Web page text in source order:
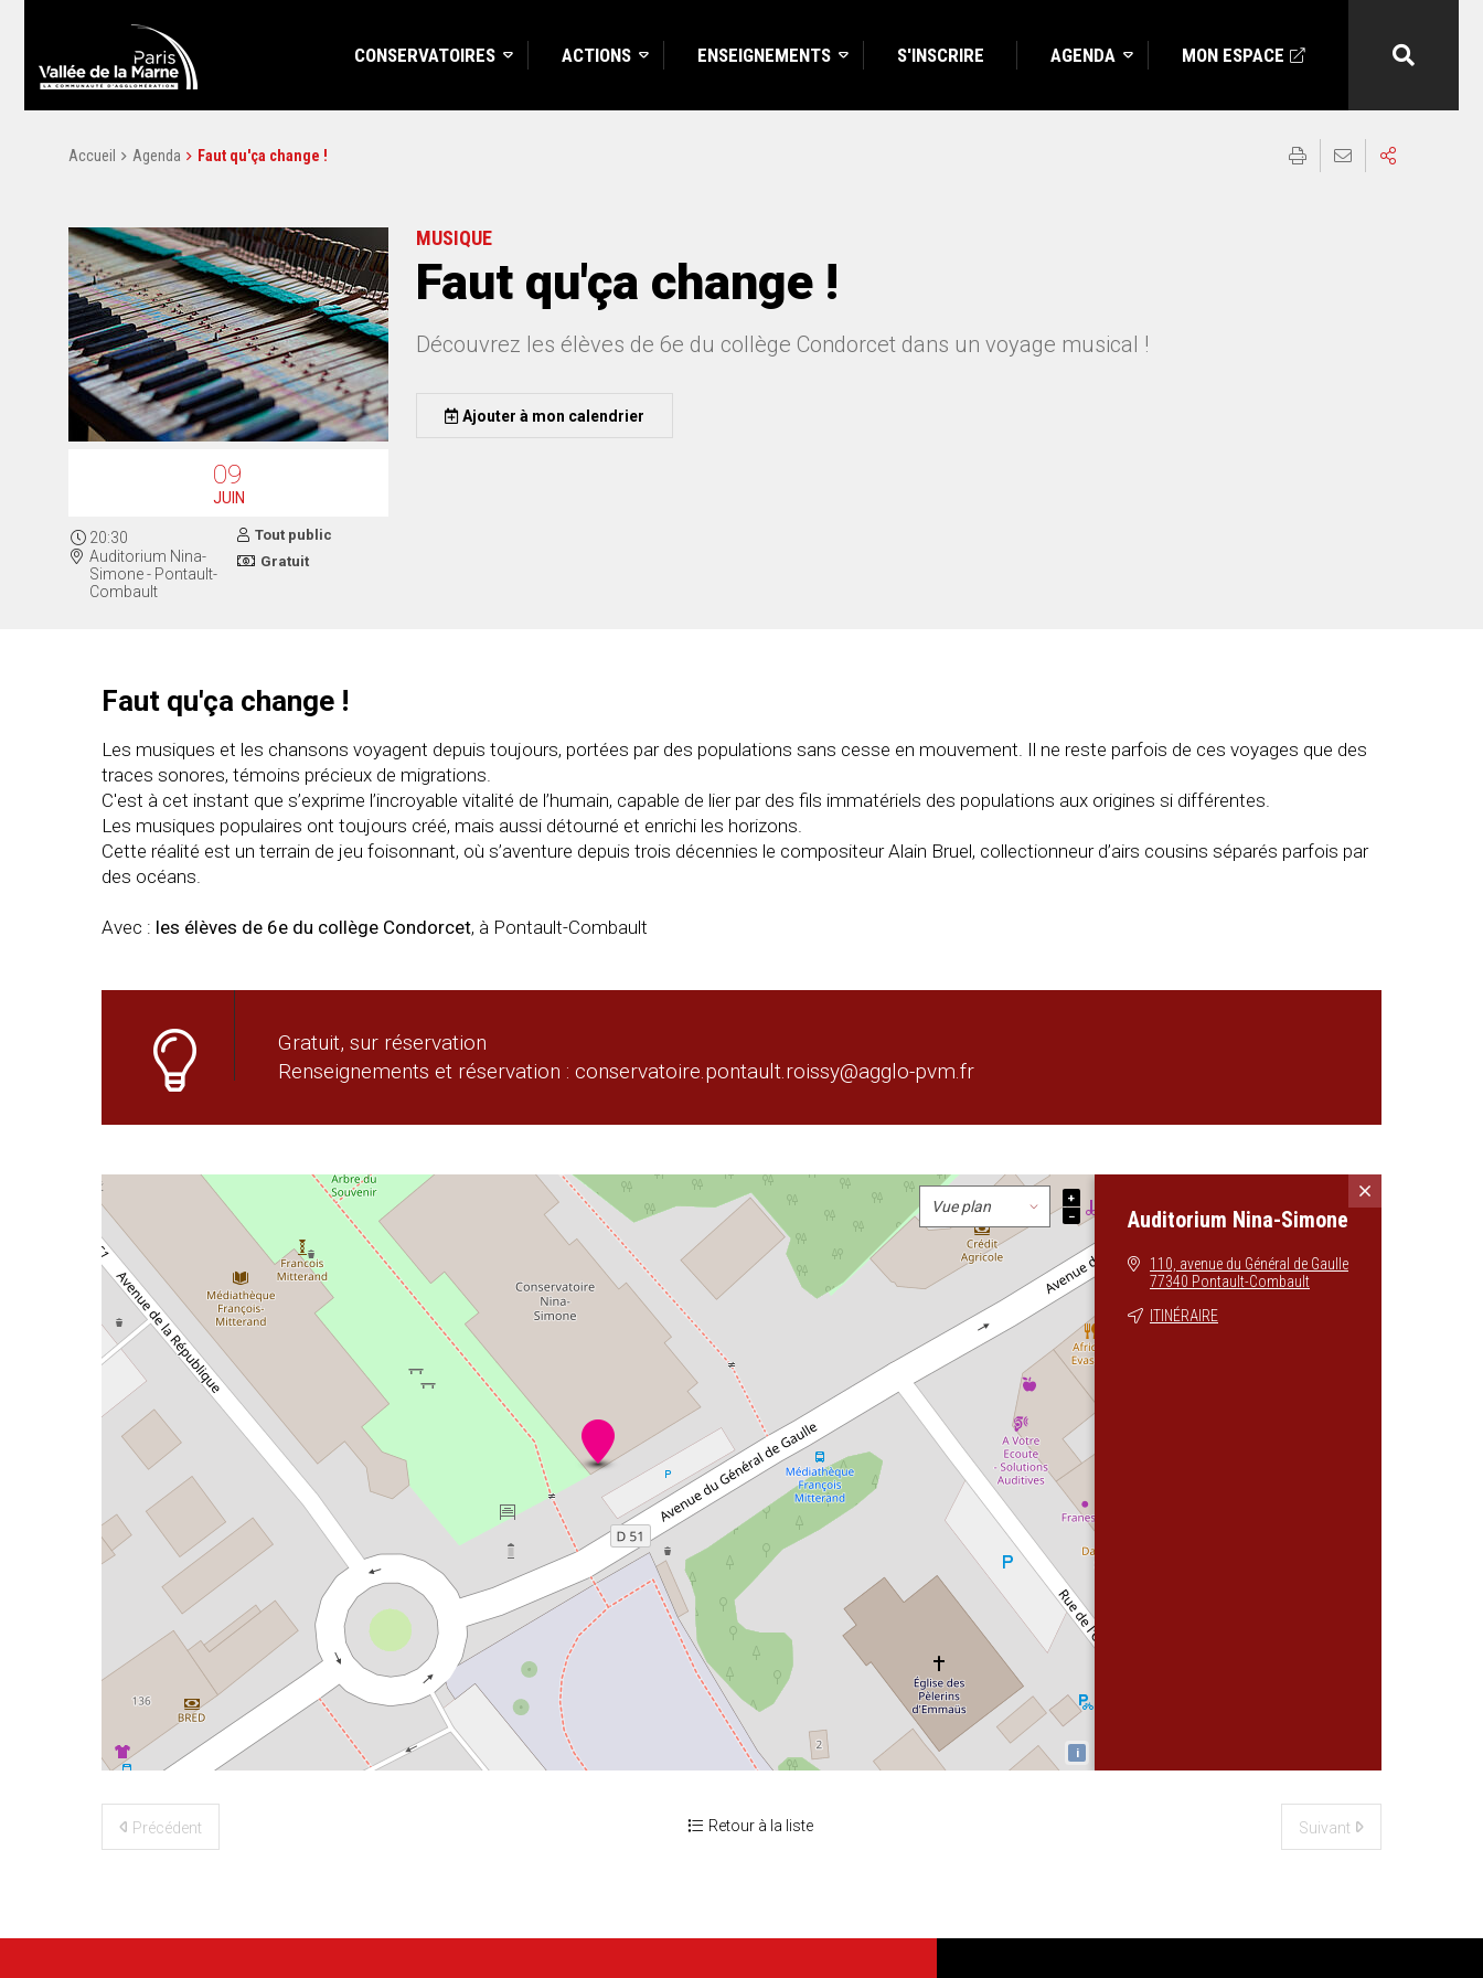
CONSERVATOIRES ACTIONS ENSEIGNEMENTS S'INSCRIRE AGENDA MON ESPACE
Accueil Agenda Faut qu'ça change !
09
JUIN
20:30
Auditorium Nina-
Simone - Pontault-
Combault
Tout public
Gratuit
MUSIQUE
Faut qu'ça change !
Découvrez les élèves de 6e du collège Condorcet dans un voyage musical !
Ajouter à mon calendrier
Faut qu'ça change !
Les musiques et les chansons voyagent depuis toujours, portées par des populations sans cesse en mouvement. Il ne reste parfois de ces voyages que des
traces sonores, témoins précieux de migrations.
C'est à cet instant que s’exprime l’incroyable vitalité de l’humain, capable de lier par des fils immatériels des populations aux origines si différentes.
Les musiques populaires ont toujours créé, mais aussi détourné et enrichi les horizons.
Cette réalité est un terrain de jeu foisonnant, où s’aventure depuis trois décennies le compositeur Alain Bruel, collectionneur d’airs cousins séparés parfois par
des océans.
Avec : les élèves de 6e du collège Condorcet, à Pontault-Combault
Gratuit, sur réservation
Renseignements et réservation : conservatoire.pontault.roissy@agglo-pvm.fr
i
+
−
Auditorium Nina-Simone
110, avenue du Général de Gaulle
77340 Pontault-Combault
ITINÉRAIRE
Précédent Retour à la liste Suivant